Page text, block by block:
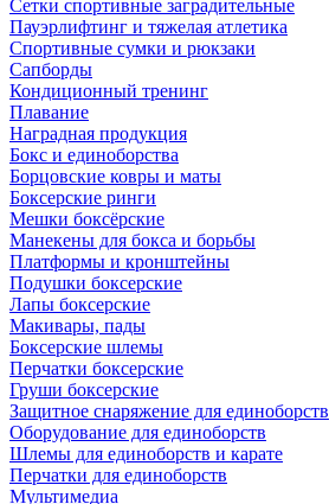
Сетки спортивные заградительные
Пауэрлифтинг и тяжелая атлетика
Спортивные сумки и рюкзаки
Сапборды
Кондиционный тренинг
Плавание
Наградная продукция
Бокс и единоборства
Борцовские ковры и маты
Боксерские ринги
Мешки боксёрские
Манекены для бокса и борьбы
Платформы и кронштейны
Подушки боксерские
Лапы боксерские
Макивары, пады
Боксерские шлемы
Перчатки боксерские
Груши боксерские
Защитное снаряжение для единоборств
Оборудование для единоборств
Шлемы для единоборств и карате
Перчатки для единоборств
Мультимедиа